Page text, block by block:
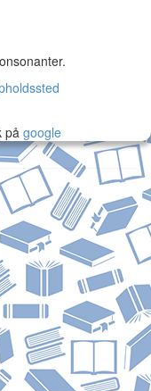
pågoogle